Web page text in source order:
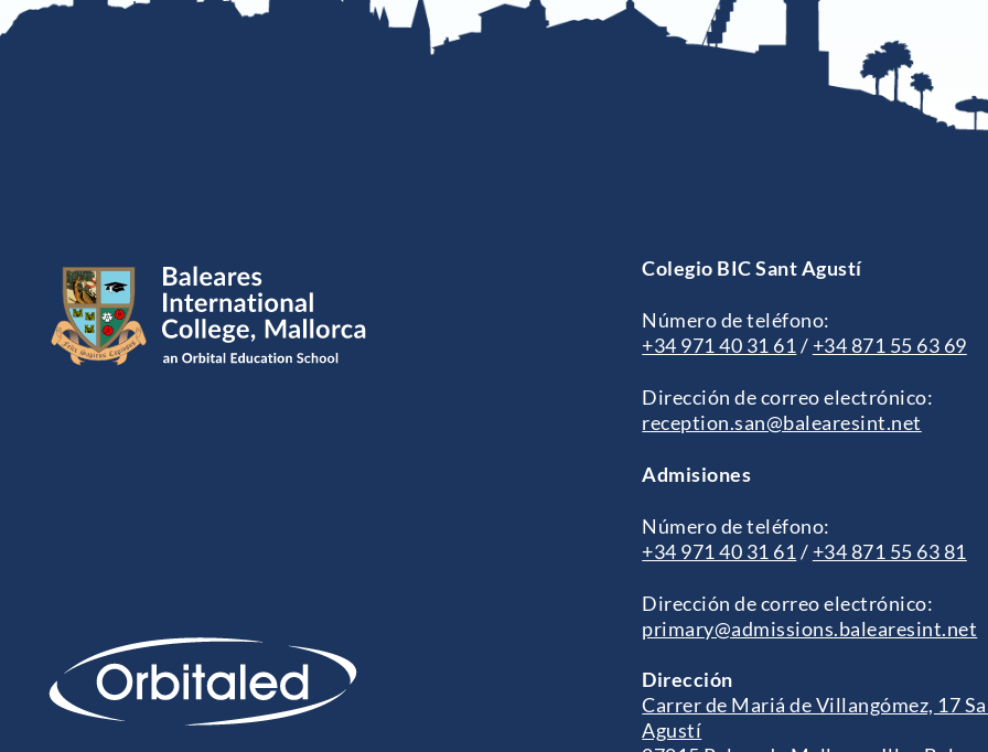
Colegio BIC Sant Agustí
Número de teléfono:
+34 971 40 31 61 / +34 871 55 63 69
Dirección de correo electrónico:
reception.san@balearesint.net
Admisiones
Número de teléfono:
+34 971 40 31 61 / +34 871 55 63 81
Dirección de correo electrónico:
primary@admissions.balearesint.net
Dirección
Carrer de Mariá de Villangómez, 17
Agustí